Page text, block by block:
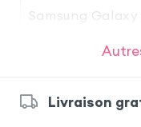
Samsung Galaxy
Samsung
Livraison